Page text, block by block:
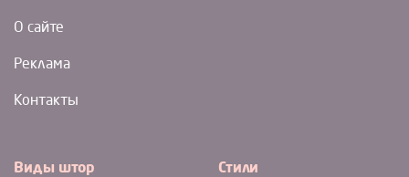
О сайте
Реклама
Контакты
Виды штор Стили